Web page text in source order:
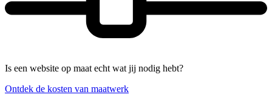
Is een website op maat echt wat jij nodig hebt?
Ontdek de kosten van maatwerk